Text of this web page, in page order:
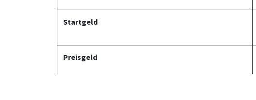
Startgeld
Prei​sgeld